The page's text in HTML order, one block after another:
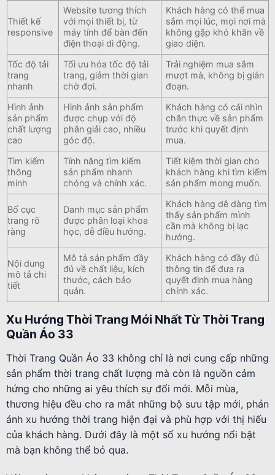
Thiết kế
responsive
Website tương thích
với mọi thiết bị, từ
máy tính để bàn đến
điện thoại di động.
Khách hàng có thể mua
sắm mọi lúc, mọi nơi mà
không gặp khó khăn về
giao diện.
Tốc độ tải
trang
nhanh
Tối ưu hóa tốc độ tải
trang, giảm thời gian
chờ đợi.
Trải nghiệm mua sắm
mượt mà, không bị gián
đoạn.
Hình ảnh
sản phẩm
chất lượng
cao
Hình ảnh sản phẩm
được chụp với độ
phân giải cao, nhiều
góc độ.
Khách hàng có cái nhìn
chân thực về sản phẩm
trước khi quyết định
mua.
Tìm kiếm
thông
minh
Tính năng tìm kiếm
sản phẩm nhanh
chóng và chính xác.
Tiết kiệm thời gian cho
khách hàng khi tìm kiếm
sản phẩm mong muốn.
Bố cục
trang rõ
ràng
Danh mục sản phẩm
được phân loại khoa
học, dễ điều hướng.
Khách hàng dễ dàng tìm
thấy sản phẩm mình
cần mà không bị lạc
hướng.
Nội dung
mô tả chi
tiết
Mô tả sản phẩm đầy
đủ về chất liệu, kích
thước, cách bảo
quản.
Khách hàng có đầy đủ
thông tin để đưa ra
quyết định mua hàng
chính xác.
Xu Hướng Thời Trang Mới Nhất Từ Thời Trang
Quần Áo 33
Thời Trang Quần Áo 33 không chỉ là nơi cung cấp những
sản phẩm thời trang chất lượng mà còn là nguồn cảm
hứng cho những ai yêu thích sự đổi mới. Mỗi mùa,
thương hiệu đều cho ra mắt những bộ sưu tập mới, phản
ánh xu hướng thời trang hiện đại và phù hợp với thị hiếu
của khách hàng. Dưới đây là một số xu hướng nổi bật
mà bạn không thể bỏ qua.